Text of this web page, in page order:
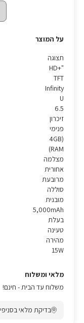
על המוצר
תצוגה
"HD+
TFT
Infinity
6.5
זיכרון
פנימי
(4GB
(RAM
מצלמה
אחורית
מרובעת
סוללה
מובנית
5,000mAh
בעלת
טעינה
מהירה
15W
מלאי ומשלוח
משלוח עד הבית - חינם!
בדיקת מלאי בסניפים